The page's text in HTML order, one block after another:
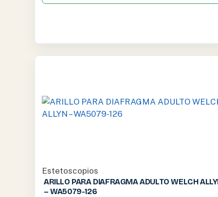
Estetoscopios
ARILLO PARA DIAFRAGMA ADULTO WELCH
– WA5079-126